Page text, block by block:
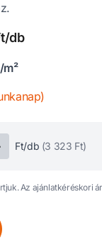
db
Ft/db (3 323 Ft)
Az ajánlatkéréskori